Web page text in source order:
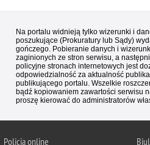
Na portalu widnieją tylko wizerunki i
poszukujące (Prokuratury lub Sądy)
gończego. Pobieranie danych i
zaginionych ze stron serwisu, a
policyjne stronach internetowych jest
odpowiedzialność za aktualność
publikującego portalu. Wszelkie
bądź kopiowaniem zawartości serwisu
proszę kierować do administratorów
Policjaonline